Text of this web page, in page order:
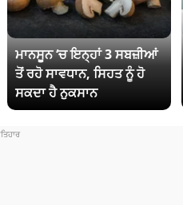
ਮਾਨਸੂਨ ‘ਚ ਇਨ੍ਹਾਂ 3 ਸਬਜ਼ੀਆਂ
ਤੋਂ ਰਹੋ ਸਾਵਧਾਨ, ਸਿਹਤ ਨੂੰ ਹੋ
ਸਕਦਾ ਹੈ ਨੁਕਸਾਨ